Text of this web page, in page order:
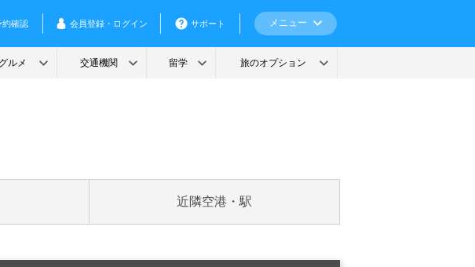
近隣空港・駅